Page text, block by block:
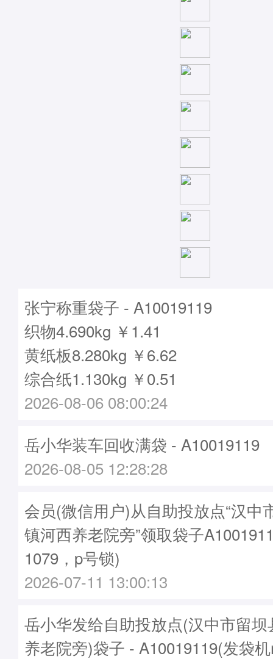
张宁称重袋子 - A10019119
织物4.690kg ￥1.41
黄纸板8.280kg ￥6.62
综合纸1.130kg ￥0.51
2026-08-06 08:00:24
岳小华装车回收满袋 - A10019119
2026-08-05 12:28:28
会员(微信用户)从自助投放点“汉中
镇河西养老院旁”领取袋子
1079，p号锁)
2026-07-11 13:00:13
岳小华发给自助投放点(汉中市留
养老院旁)袋子 - A10019119(发袋